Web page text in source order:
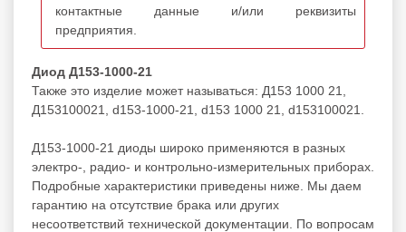
контактные данные и/или реквизиты
предприятия.
Диод Д153-1000-21
Также это изделие может называться: Д153 1000 21,
Д153100021, d153-1000-21, d153 1000 21, d153100021.
Д153-1000-21 диоды широко применяются в разных
электро-, радио- и контрольно-измерительных приборах.
Подробные характеристики приведены ниже. Мы даем
гарантию на отсутствие брака или других
несоответствий технической документации. По вопросам